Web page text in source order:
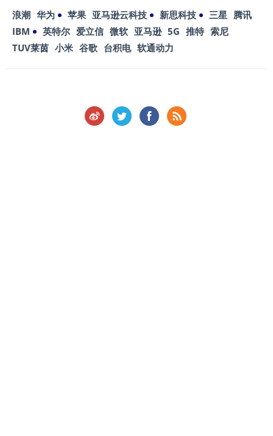
浪潮 华为 苹果 亚马逊云科技 新思科技 三星 腾讯
IBM
英特尔 爱立信 微软 亚马逊 5G 推特 索尼
TUV莱茵 小米 谷歌 台积电 软通动力